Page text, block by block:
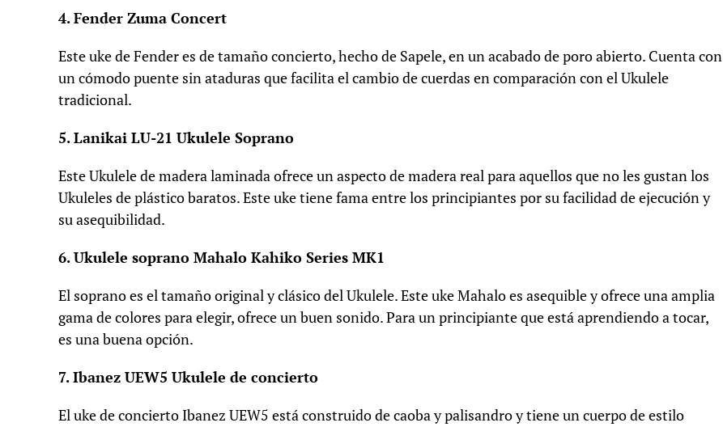
4. Fender Zuma Concert
Este uke de Fender es de tamaño concierto, hecho de Sapele, en un acabado de poro abierto. Cuenta con
un cómodo puente sin ataduras que facilita el cambio de cuerdas en comparación con el Ukulele
tradicional.
5. Lanikai LU-21 Ukulele Soprano
Este Ukulele de madera laminada ofrece un aspecto de madera real para aquellos que no les gustan los
Ukuleles de plástico baratos. Este uke tiene fama entre los principiantes por su facilidad de ejecución y
su asequibilidad.
6. Ukulele soprano Mahalo Kahiko Series MK1
El soprano es el tamaño original y clásico del Ukulele. Este uke Mahalo es asequible y ofrece una amplia
gama de colores para elegir, ofrece un buen sonido. Para un principiante que está aprendiendo a tocar,
es una buena opción.
7. Ibanez UEW5 Ukulele de concierto
El uke de concierto Ibanez UEW5 está construido de caoba y palisandro y tiene un cuerpo de estilo